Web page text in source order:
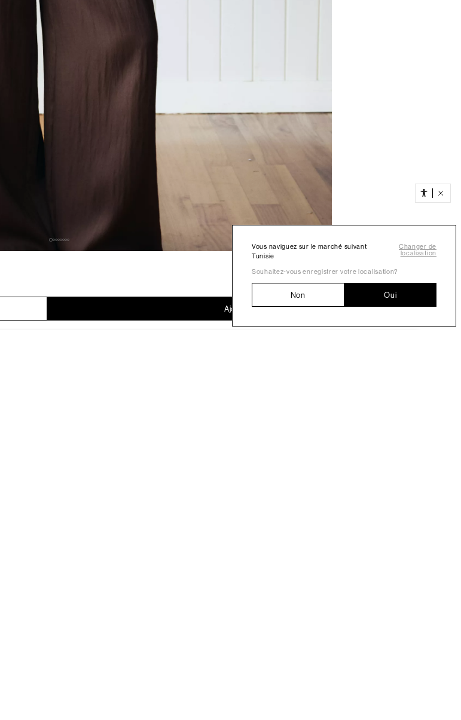
Vous naviguez sur le marché suivant
Tunisie
Changer de
localisation
Souhaitez-vous enregistrer votre localisation?
Non Oui